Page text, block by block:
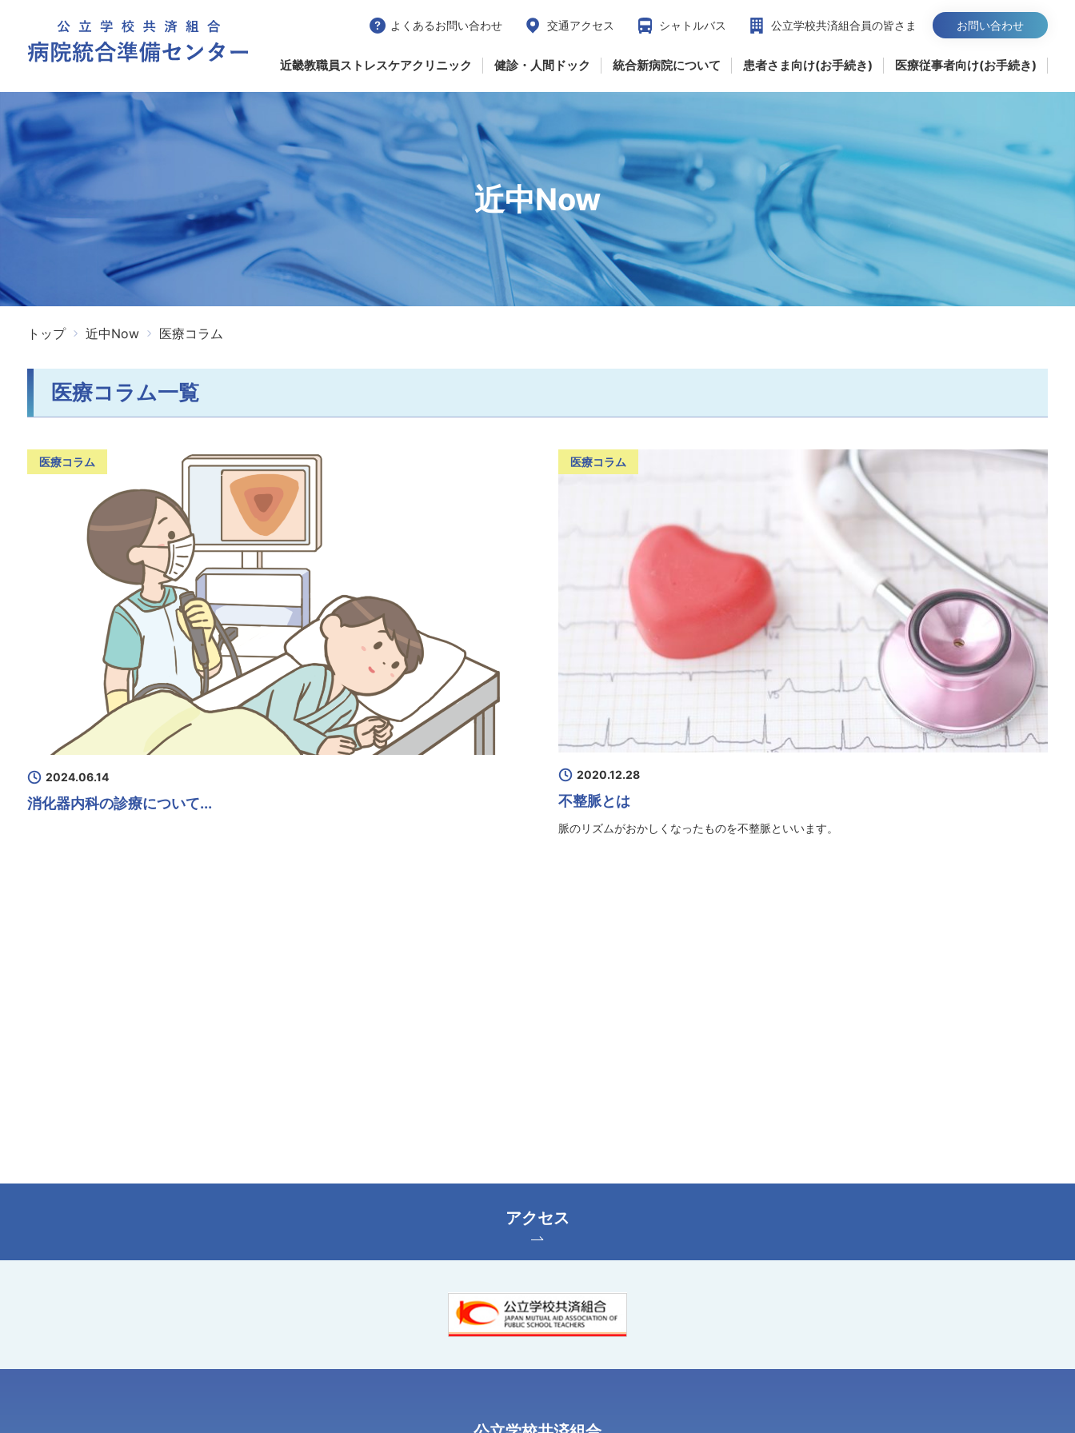
よくあるお問い合わせ 交通アクセス シャトルバス 公立学校共済組合員の皆さま お問い合わせ
近畿教職員ストレスケアクリニック 健診・人間ドック 統合新病院について 患者さま向け(お手続き) 医療従事者向け(お手続き)
近中Now
トップ 近中Now 医療コラム
医療コラム一覧
医療コラム
2024.06.14
消化器内科の診療について...
医療コラム
2020.12.28
不整脈とは
脈のリズムがおかしくなったものを不整脈といいます。
アクセス